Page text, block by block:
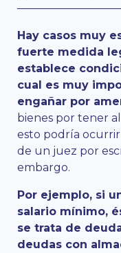
—————————–
Hay casos muy
fuerte medida
establece
cual es muy
engañar por
bienes por tener
esto podría
de un juez por
embargo.
Por ejemplo, si
salario mínimo,
se trata de
deudas con